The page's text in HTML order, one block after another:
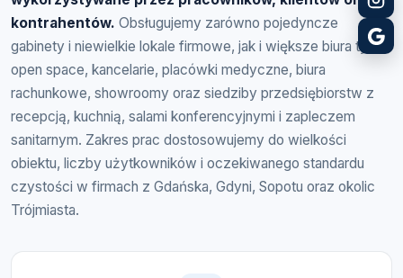
kontrahentów. Obsługujemy zarówno pojedyncze
gabinety i niewielkie lokale firmowe, jak i większe biura typu
open space, kancelarie, placówki medyczne, biura
rachunkowe, showroomy oraz siedziby przedsiębiorstw z
recepcją, kuchnią, salami konferencyjnymi i zapleczem
sanitarnym. Zakres prac dostosowujemy do wielkości
obiektu, liczby użytkowników i oczekiwanego standardu
czystości w firmach z Gdańska, Gdyni, Sopotu oraz okolic
Trójmiasta.